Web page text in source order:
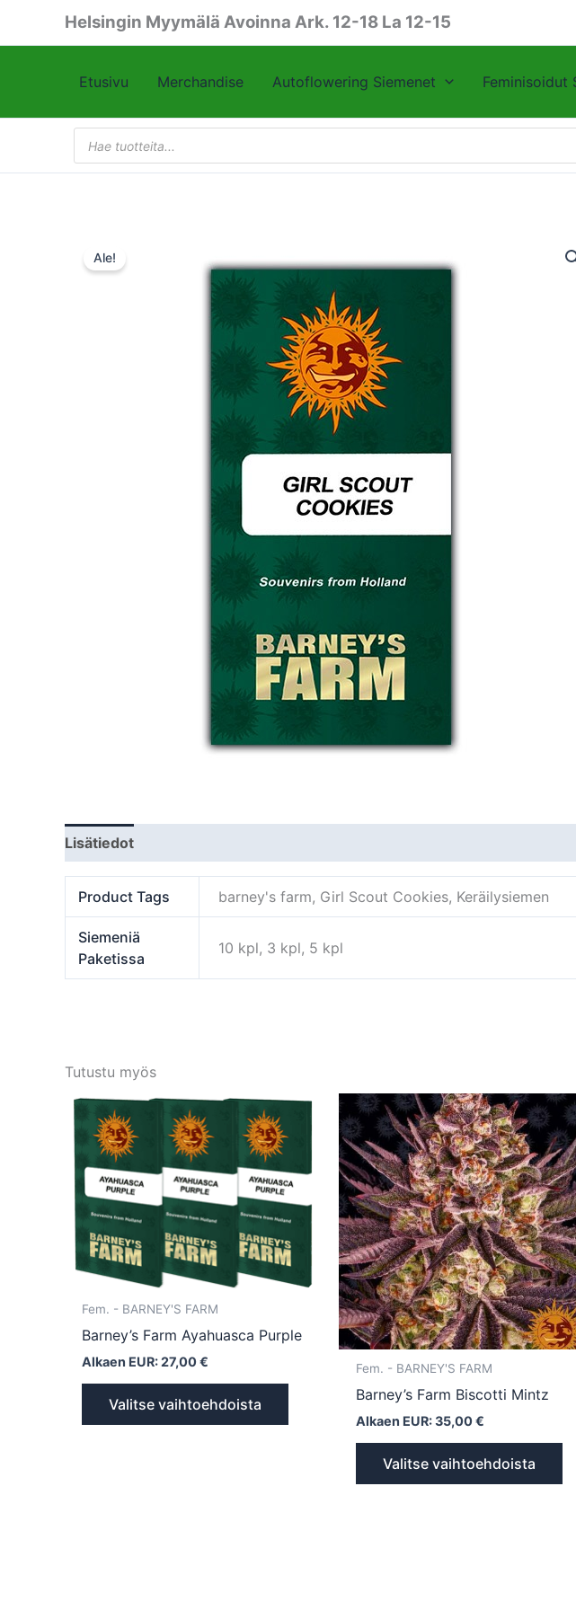
Helsingin Myymälä Avoinna Ark. 12-18 La 12-15
Etusivu Merchandise Autoflowering Siemenet Feminisoidut
Products
search
Ale!
Lisätiedot
Product Tags barney's farm, Girl Scout Cookies, Keräilysiemen
Siemeniä
Paketissa
10 kpl, 3 kpl, 5 kpl
Tutustu myös
Fem. - BARNEY'S FARM
Barney’s Farm Ayahuasca Purple
Alkaen EUR:27,00€
Valitse vaihtoehdoista
Tällä
tuotteella
useampi
muunnelma.
Voit
tehdä
valinnat
tuotteen
Fem. - BARNEY'S FARM
Barney’s Farm Biscotti Mintz
Alkaen EUR:35,00€
Valitse vaihtoehdoista